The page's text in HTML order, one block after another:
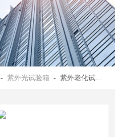
-紫外光试验箱 - 紫外老化试验箱